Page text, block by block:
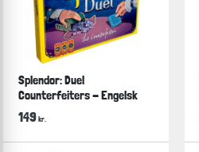
Splendor: Duel
Counterfeiters - Engelsk
149 kr.